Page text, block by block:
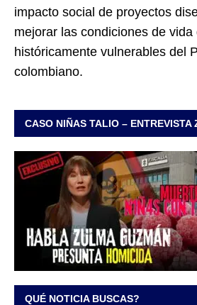
impacto social de proyectos
mejorar las condiciones de
históricamente vulnerables del
colombiano.
CASO NIÑAS TALIO – ENTREVISTA
QUÉ NOTICIA BUSCAS?